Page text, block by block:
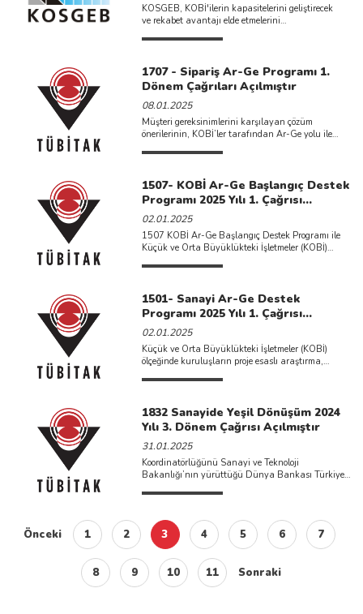
KOSGEB, KOBİ'ilerin kapasitelerini geliştirecek
ve rekabet avantajı elde etmelerini
1707 - Sipariş Ar-Ge Programı 1.
Dönem Çağrıları Açılmıştır
08.01.2025
Müşteri gereksinimlerini karşılayan çözüm
önerilerinin, KOBİ’ler tarafından Ar-Ge yolu ile
1507- KOBİ Ar-Ge Başlangıç Destek
Programı 2025 Yılı 1. Çağrısı
Açılmıştır.
02.01.2025
1507 KOBİ Ar-Ge Başlangıç Destek Programı ile
Küçük ve Orta Büyüklükteki İşletmeler (KOBİ)
1501- Sanayi Ar-Ge Destek
Programı 2025 Yılı 1. Çağrısı
Açılmıştır.
02.01.2025
Küçük ve Orta Büyüklükteki İşletmeler (KOBİ)
ölçeğinde kuruluşların proje esaslı araştırma,
1832 Sanayide Yeşil Dönüşüm 2024
Yılı 3. Dönem Çağrısı Açılmıştır
31.01.2025
Koordinatörlüğünü Sanayi ve Teknoloji
Bakanlığı’nın yürüttüğü Dünya Bankası Türkiye
Önceki 1 2 3 4 5 6 7
8 9 10 11 Sonraki